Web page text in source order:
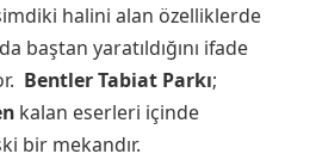
halini alan özelliklerde
baştan yaratıldığını ifade
Bentler Tabiat Parkı;
kalan eserleri içinde
bir mekandır.